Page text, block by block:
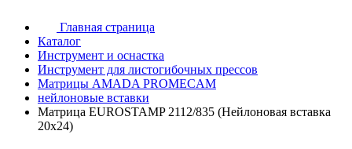
Главная страница
Каталог
Инструмент и оснастка
Инструмент для листогибочных прессов
Матрицы AMADA PROMECAM
нейлоновые вставки
Матрица EUROSTAMP 2112/835 (Нейлоновая вставка
20x24)